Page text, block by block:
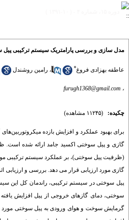
مدل سازی و بررسی پارامتریک سیستم ترکیبی پیل
عاطفه بهزادی فروغ* ، رامین روشندل
، furugh1368@gmail.com
چکیده: (۱۱۲۴۵ مشاهده)
گازی و پیل سوختی اکسید جامد ارائه شده است.
(ظرفیت پیل سوختی)، بر عملکرد سیستم ترکیبی
گازی مورد ارزیابی قرار می دهد. بررسی و ارزیابی
پیل سوختی در سیستم ترکیبی، راندمان کل این